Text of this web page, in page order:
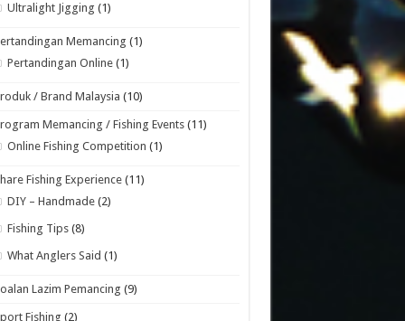
Ultralight Jigging (1)
Memancing (1)
Pertandingan Online (1)
/ Brand Malaysia (10)
Memancing / Fishing Events (11)
Online Fishing Competition (1)
Fishing Experience (11)
DIY – Handmade (2)
Fishing Tips (8)
What Anglers Said (1)
Lazim Pemancing (9)
Fishing (2)